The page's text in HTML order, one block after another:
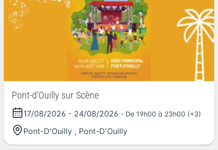
Pont-d'Ouilly sur Scène
17/08/2026 - 24/08/2026 - De 19h00 à 23h00 (+3)
Pont-D'Ouilly , Pont-D'Ouilly